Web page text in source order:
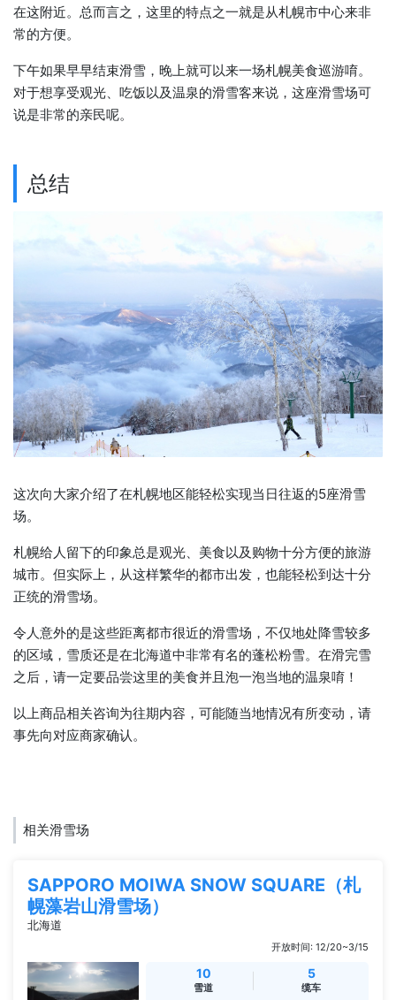
在这附近。总而言之，这里的特点之一就是从札幌市中心来非
常的方便。
下午如果早早结束滑雪，晚上就可以来一场札幌美食巡游唷。
对于想享受观光、吃饭以及温泉的滑雪客来说，这座滑雪场可
说是非常的亲民呢。
总结
这次向大家介绍了在札幌地区能轻松实现当日往返的5座滑雪
场。
札幌给人留下的印象总是观光、美食以及购物十分方便的旅游
城市。但实际上，从这样繁华的都市出发，也能轻松到达十分
正统的滑雪场。
令人意外的是这些距离都市很近的滑雪场，不仅地处降雪较多
的区域，雪质还是在北海道中非常有名的蓬松粉雪。在滑完雪
之后，请一定要品尝这里的美食并且泡一泡当地的温泉唷！
以上商品相关咨询为往期内容，可能随当地情况有所变动，请
事先向对应商家确认。
相关滑雪场
SAPPORO MOIWA SNOW SQUARE（札
幌藻岩山滑雪场）
北海道
开放时间: 12/20~3/15
10
雪道
5
缆车